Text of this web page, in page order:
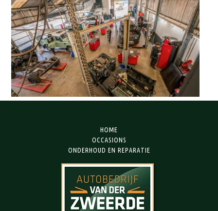
HOME
OCCASIONS
ONDERHOUD EN REPARATIE